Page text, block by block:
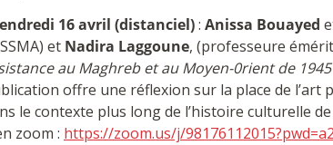
16 avril (distanciel): Anissa Bouayed
et Nadira Laggoune, (professeure
au Maghreb et au Moyen-0rient de
offre une réflexion sur la place de l’art
le contexte plus long de l’histoire culturelle
zoom : https://zoom.us/j/